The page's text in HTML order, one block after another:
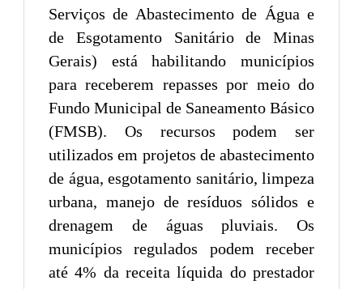
Serviços de Abastecimento de Água e
de Esgotamento Sanitário de Minas
Gerais) está habilitando municípios
para receberem repasses por meio do
Fundo Municipal de Saneamento Básico
(FMSB). Os recursos podem ser
utilizados em projetos de abastecimento
de água, esgotamento sanitário, limpeza
urbana, manejo de resíduos sólidos e
drenagem de águas pluviais. Os
municípios regulados podem receber
até 4% da receita líquida do prestador